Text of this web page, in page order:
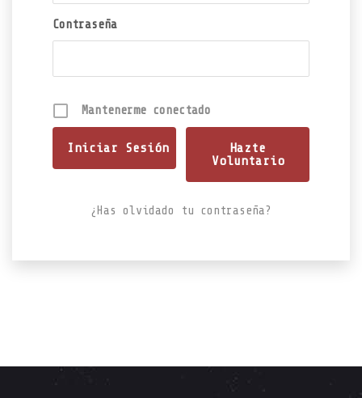
Contraseña
Mantenerme conectado
Hazte
Voluntario
¿Has olvidado tu contraseña?